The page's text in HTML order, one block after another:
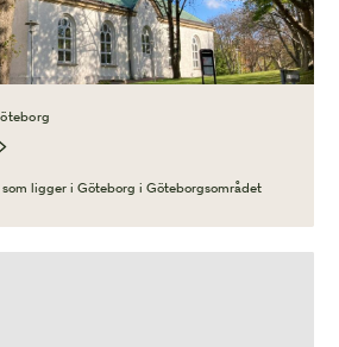
som ligger i Göteborg i Göteborgsområdet